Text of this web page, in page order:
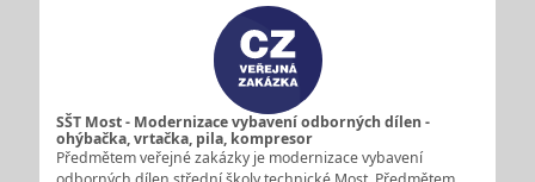
SŠT Most - Modernizace vybavení odborných dílen -
ohýbačka, vrtačka, pila, kompresor
Předmětem veřejné zakázky je modernizace vybavení